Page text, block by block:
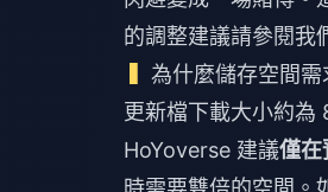
的調整建議請參閱我
為什麼儲存空間
更新檔下載大小約為
HoYoverse 建議僅在